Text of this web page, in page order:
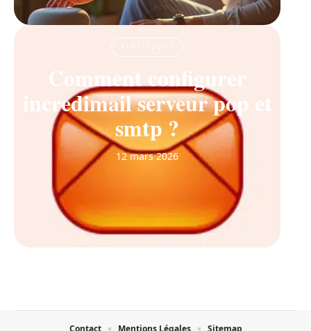
FLASH INFO
Comment configurer
incredimail serveur pop et
smtp ?
12 mars 2026
Contact Mentions Légales Sitemap